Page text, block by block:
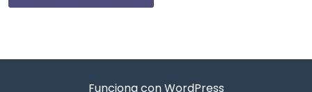
Funciona con WordPress